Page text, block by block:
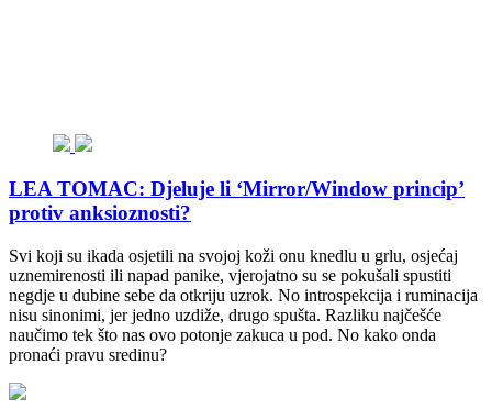
LEA TOMAC: Djeluje li ‘Mirror/Window princip’
protiv anksioznosti?
Svi koji su ikada osjetili na svojoj koži onu knedlu u grlu, osjećaj
uznemirenosti ili napad panike, vjerojatno su se pokušali spustiti
negdje u dubine sebe da otkriju uzrok. No introspekcija i ruminacija
nisu sinonimi, jer jedno uzdiže, drugo spušta. Razliku najčešće
naučimo tek što nas ovo potonje zakuca u pod. No kako onda
pronaći pravu sredinu?